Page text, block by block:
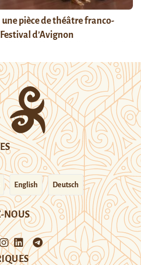
une pièce de théâtre franco-
d’Avignon
English Deutsch
NOUS